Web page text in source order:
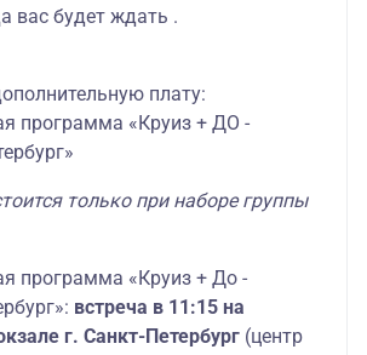
вас будет ждать .
плату:
программа «Круиз + ДО -
только при наборе группы
программа «Круиз + До -
встреча в 11:15 на
г. Санкт-Петербург (центр